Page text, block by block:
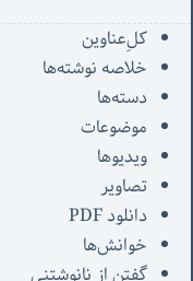
کل‌ِعناوین
خلاصه نوشته‌ها
دسته‌ها
موضوعات
ویدیوها
تصاویر
دانلود PDF
خوانش‌ها
گفتن از نانوشتنی